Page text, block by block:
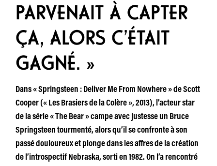
PARVENAIT À CAPTER
ÇA, ALORS C’ÉTAIT
GAGNÉ. »
Dans « Springsteen : Deliver Me From Nowhere » de Scott
Cooper (« Les Brasiers de la Colère », 2013), l’acteur star
de la série « The Bear » campe avec justesse un Bruce
Springsteen tourmenté, alors qu’il se confronte à son
passé douloureux et plonge dans les affres de la création
de l’introspectif Nebraska, sorti en 1982. On l’a rencontré